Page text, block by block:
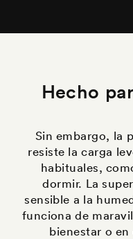
Hecho
Sin embargo, la
resiste la carga
habituales,
dormir. La
sensible a la
funciona de
bienestar o